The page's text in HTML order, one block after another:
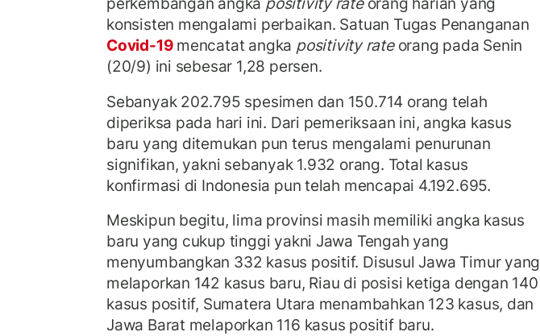
konsisten mengalami perbaikan. Satuan Tugas Penanganan
Covid-19 mencatat angka positivity rateorang pada Senin
(20/9) ini sebesar 1,28 persen.
Sebanyak 202.795 spesimen dan 150.714 orang telah
diperiksa pada hari ini. Dari pemeriksaan ini, angka kasus
baru yang ditemukan pun terus mengalami penurunan
signifikan, yakni sebanyak 1.932 orang. Total kasus
konfirmasi di Indonesia pun telah mencapai 4.192.695.
Meskipun begitu, lima provinsi masih memiliki angka kasus
baru yang cukup tinggi yakni Jawa Tengah yang
menyumbangkan 332 kasus positif. Disusul Jawa Timur yang
melaporkan 142 kasus baru, Riau di posisi ketiga dengan 140
kasus positif, Sumatera Utara menambahkan 123 kasus, dan
Jawa Barat melaporkan 116 kasus positif baru.